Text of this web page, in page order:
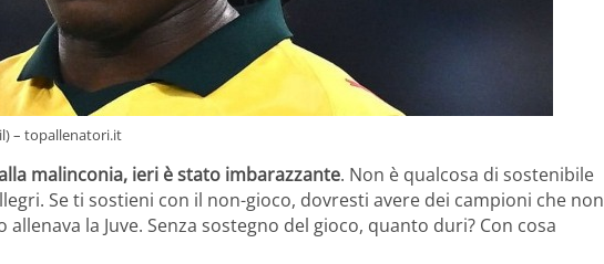
– topallenatori.it
malinconia, ieri è stato imbarazzante. Non è qualcosa di sostenibile
Se ti sostieni con il non-gioco, dovresti avere dei campioni che non
la Juve. Senza sostegno del gioco, quanto duri? Con cosa